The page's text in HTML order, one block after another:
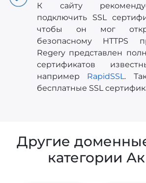
К сайту
подключить SSL
чтобы он мог
безопасному HTTPS
Regery представлен
сертификатов
например RapidSSL.
бесплатные SSL
Другие
категории